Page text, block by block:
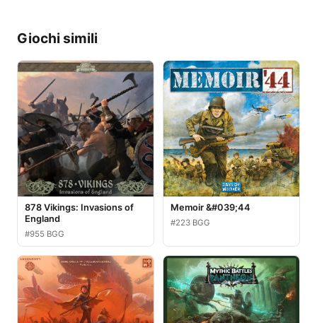
Giochi simili
878 Vikings: Invasions of
England
#955 BGG
Memoir &#039;44
#223 BGG